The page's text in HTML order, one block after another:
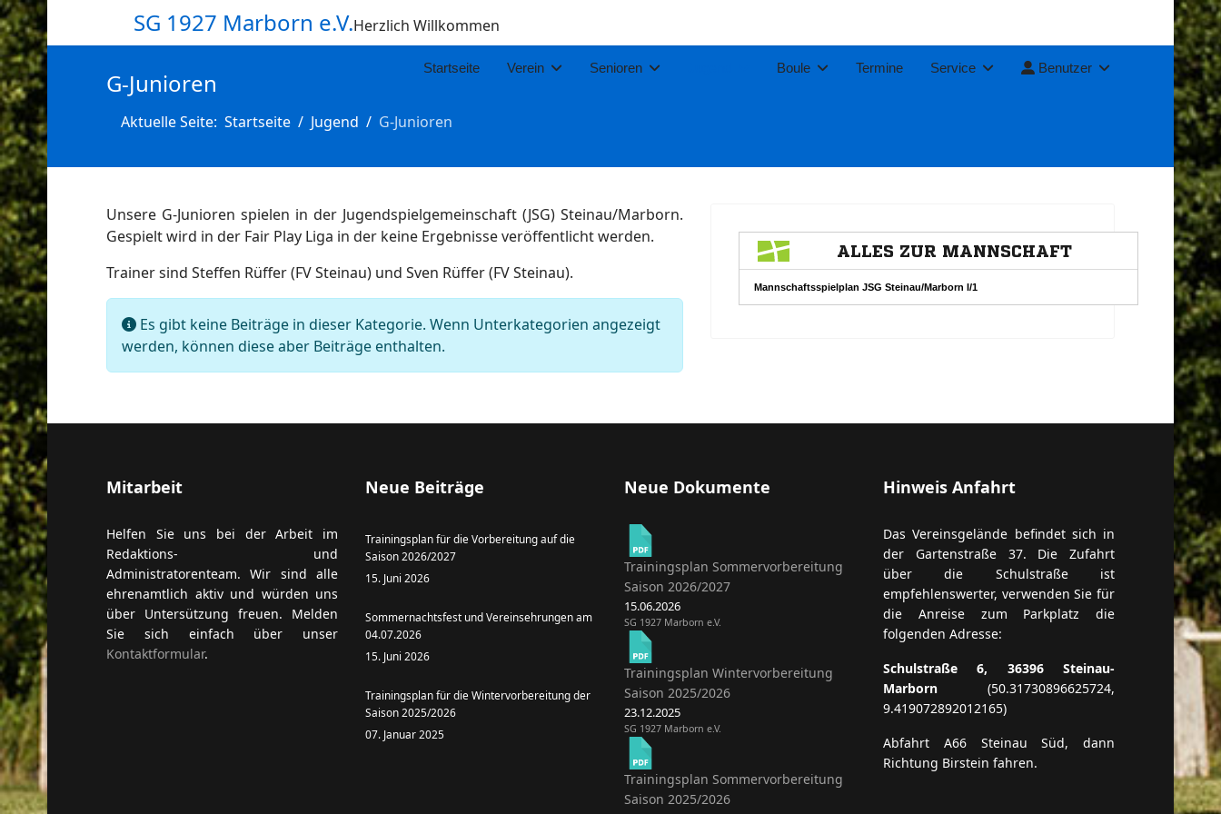
SG 1927 Marborn e.V.Herzlich Willkommen
Startseite Verein Senioren Boule Termine Service Benutzer
G-Junioren
Aktuelle Seite: Startseite Jugend G-Junioren
Unsere G-Junioren spielen in der Jugendspielgemeinschaft (JSG) Steinau/Marborn.
Gespielt wird in der Fair Play Liga in der keine Ergebnisse veröffentlicht werden.
Trainer sind Steffen Rüffer (FV Steinau) und Sven Rüffer (FV Steinau).
Information
Es gibt keine Beiträge in dieser Kategorie. Wenn Unterkategorien angezeigt
werden, können diese aber Beiträge enthalten.
Mitarbeit
Helfen Sie uns bei der Arbeit im
Redaktions- und
Administratorenteam. Wir sind alle
ehrenamtlich aktiv und würden uns
über Untersützung freuen. Melden
Sie sich einfach über unser
Kontaktformular.
Neue Beiträge
Trainingsplan für die Vorbereitung auf die
Saison 2026/2027
15. Juni 2026
Sommernachtsfest und Vereinsehrungen am
04.07.2026
15. Juni 2026
Trainingsplan für die Wintervorbereitung der
Saison 2025/2026
07. Januar 2025
Neue Dokumente
Trainingsplan Sommervorbereitung
Saison 2026/2027
15.06.2026
SG 1927 Marborn e.V.
Trainingsplan Wintervorbereitung
Saison 2025/2026
23.12.2025
SG 1927 Marborn e.V.
Trainingsplan Sommervorbereitung
Saison 2025/2026
Hinweis Anfahrt
Das Vereinsgelände befindet sich in
der Gartenstraße 37. Die Zufahrt
über die Schulstraße ist
empfehlenswerter, verwenden Sie für
die Anreise zum Parkplatz die
folgenden Adresse:
Schulstraße 6, 36396 Steinau-
Marborn (50.31730896625724,
9.419072892012165)
Abfahrt A66 Steinau Süd, dann
Richtung Birstein fahren.
anzeigen